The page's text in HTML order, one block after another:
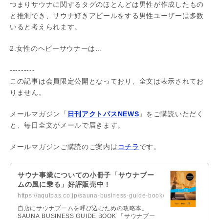
つまりサウナに関するタグのほとんどは男性が作成したもの
と推測でき、サウナ好きアピールをする男性ユーザーは多数
いると考えられます。
2.女性のヘビーサウナーは…
---------
この記事は会員限定公開となっており、全文は表示されてお
りません。
メールマガジン「 日刊アクトパスNEWS 」をご購読いただく
と、毎日全文がメールで届きます。
メールマガジンご購読のご案内は コチラ です。
サウナ事業についての小冊子「サウナブー
ムの風に乗る」好評販売中！
https://aqutpas.co.jp/sauna-business-guide-book/
自店にサウナブームを呼び込むための攻略本。
SAUNA BUSINESS GUIDE BOOK 「サウナブー